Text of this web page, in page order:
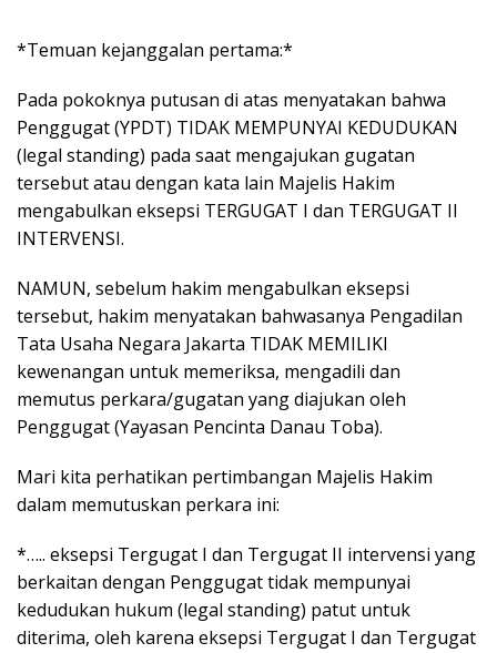
*Temuan kejanggalan pertama:*
Pada pokoknya putusan di atas menyatakan bahwa
Penggugat (YPDT) TIDAK MEMPUNYAI KEDUDUKAN
(legal standing) pada saat mengajukan gugatan
tersebut atau dengan kata lain Majelis Hakim
mengabulkan eksepsi TERGUGAT I dan TERGUGAT II
INTERVENSI.
NAMUN, sebelum hakim mengabulkan eksepsi
tersebut, hakim menyatakan bahwasanya Pengadilan
Tata Usaha Negara Jakarta TIDAK MEMILIKI
kewenangan untuk memeriksa, mengadili dan
memutus perkara/gugatan yang diajukan oleh
Penggugat (Yayasan Pencinta Danau Toba).
Mari kita perhatikan pertimbangan Majelis Hakim
dalam memutuskan perkara ini:
*….. eksepsi Tergugat I dan Tergugat II intervensi yang
berkaitan dengan Penggugat tidak mempunyai
kedudukan hukum (legal standing) patut untuk
diterima, oleh karena eksepsi Tergugat I dan Tergugat